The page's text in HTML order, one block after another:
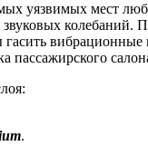
уязвимых мест
звуковых
пассажирского
.